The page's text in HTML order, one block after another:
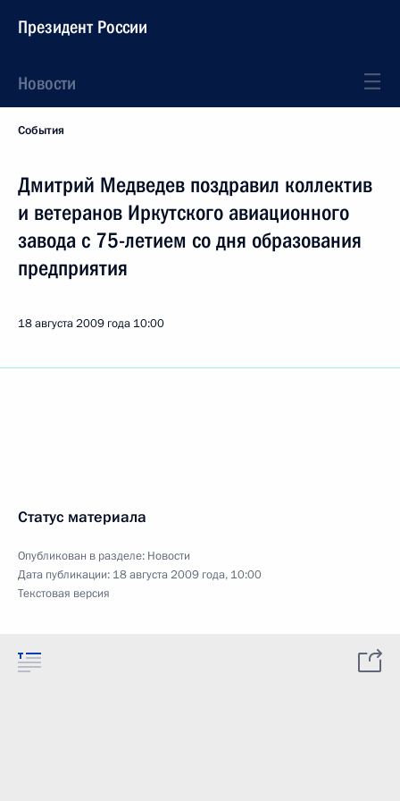
Президент России
Новости
События
Дмитрий Медведев поздравил коллектив
и ветеранов Иркутского авиационного
завода с 75-летием со дня образования
предприятия
18 августа 2009 года 10:00
Статус материала
Опубликован в разделе: Новости
Дата публикации: 18 августа 2009 года, 10:00
Текстовая версия